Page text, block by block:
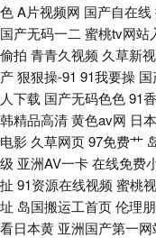
色A片视频网 国产自在线
国产无码一二 蜜桃tv网站
偷拍 青青久视频 久草新
产狠狠操-91 91我要操
人下载 国产无码色色91
韩精品高清黄色av网 日
电影 久草网页97免费艹
级 亚洲AV一卡在线免费
扯 91资源在线视频 蜜桃
址 岛国搬运工首页伦理
看日本黄 亚洲国产第一网